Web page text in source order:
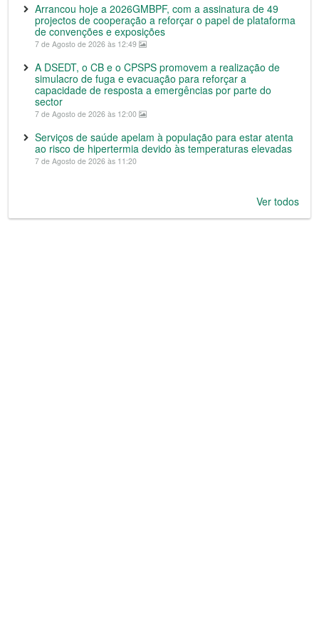
Arrancou hoje a 2026GMBPF, com a assinatura de 49
projectos de cooperação a reforçar o papel de plataforma
de convenções e exposições
7 de Agosto de 2026 às 12:49
A DSEDT, o CB e o CPSPS promovem a realização de
simulacro de fuga e evacuação para reforçar a
capacidade de resposta a emergências por parte do
sector
7 de Agosto de 2026 às 12:00
Serviços de saúde apelam à população para estar atenta
ao risco de hipertermia devido às temperaturas elevadas
7 de Agosto de 2026 às 11:20
Ver todos